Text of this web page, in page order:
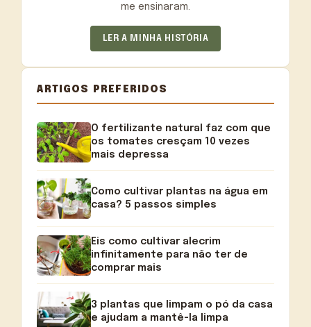
me ensinaram.
LER A MINHA HISTÓRIA
ARTIGOS PREFERIDOS
O fertilizante natural faz com que
os tomates cresçam 10 vezes
mais depressa
Como cultivar plantas na água em
casa? 5 passos simples
Eis como cultivar alecrim
infinitamente para não ter de
comprar mais
3 plantas que limpam o pó da casa
e ajudam a mantê-la limpa